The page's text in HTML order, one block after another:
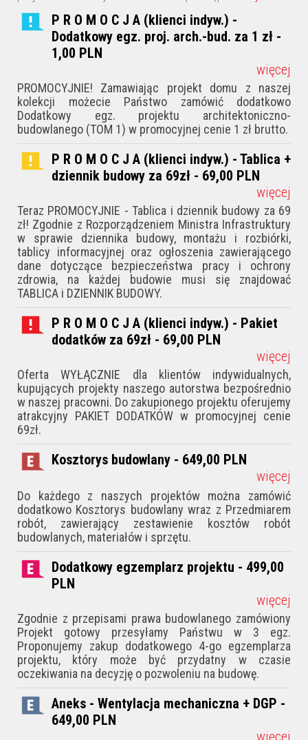
P R O M O C J A (klienci indyw.) -
Dodatkowy egz. proj. arch.-bud. za 1 zł -
1,00 PLN
więcej
PROMOCYJNIE! Zamawiając projekt domu z naszej
kolekcji możecie Państwo zamówić dodatkowo
Dodatkowy egz. projektu architektoniczno-
budowlanego (TOM 1) w promocyjnej cenie 1 zł brutto.
P R O M O C J A (klienci indyw.) - Tablica +
dziennik budowy za 69zł - 69,00 PLN
więcej
Teraz PROMOCYJNIE - Tablica i dziennik budowy za 69
zł! Zgodnie z Rozporządzeniem Ministra Infrastruktury
w sprawie dziennika budowy, montażu i rozbiórki,
tablicy informacyjnej oraz ogłoszenia zawierającego
dane dotyczące bezpieczeństwa pracy i ochrony
zdrowia, na każdej budowie musi się znajdować
TABLICA i DZIENNIK BUDOWY.
P R O M O C J A (klienci indyw.) - Pakiet
dodatków za 69zł - 69,00 PLN
więcej
Oferta WYŁĄCZNIE dla klientów indywidualnych,
kupujących projekty naszego autorstwa bezpośrednio
w naszej pracowni. Do zakupionego projektu oferujemy
atrakcyjny PAKIET DODATKÓW w promocyjnej cenie
69zł.
Kosztorys budowlany - 649,00 PLN
więcej
Do każdego z naszych projektów można zamówić
dodatkowo Kosztorys budowlany wraz z Przedmiarem
robót, zawierający zestawienie kosztów robót
budowlanych, materiałów i sprzętu.
Dodatkowy egzemplarz projektu - 499,00
PLN
więcej
Zgodnie z przepisami prawa budowlanego zamówiony
Projekt gotowy przesyłamy Państwu w 3 egz.
Proponujemy zakup dodatkowego 4-go egzemplarza
projektu, który może być przydatny w czasie
oczekiwania na decyzję o pozwoleniu na budowę.
Aneks - Wentylacja mechaniczna + DGP -
649,00 PLN
więcej